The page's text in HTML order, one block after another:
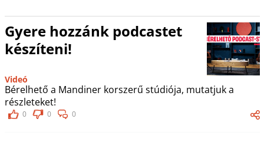
Gyere hozzánk podcastet
készíteni!
Videó
Bérelhető a Mandiner korszerű stúdiója, mutatjuk a
részleteket!
0 0 0